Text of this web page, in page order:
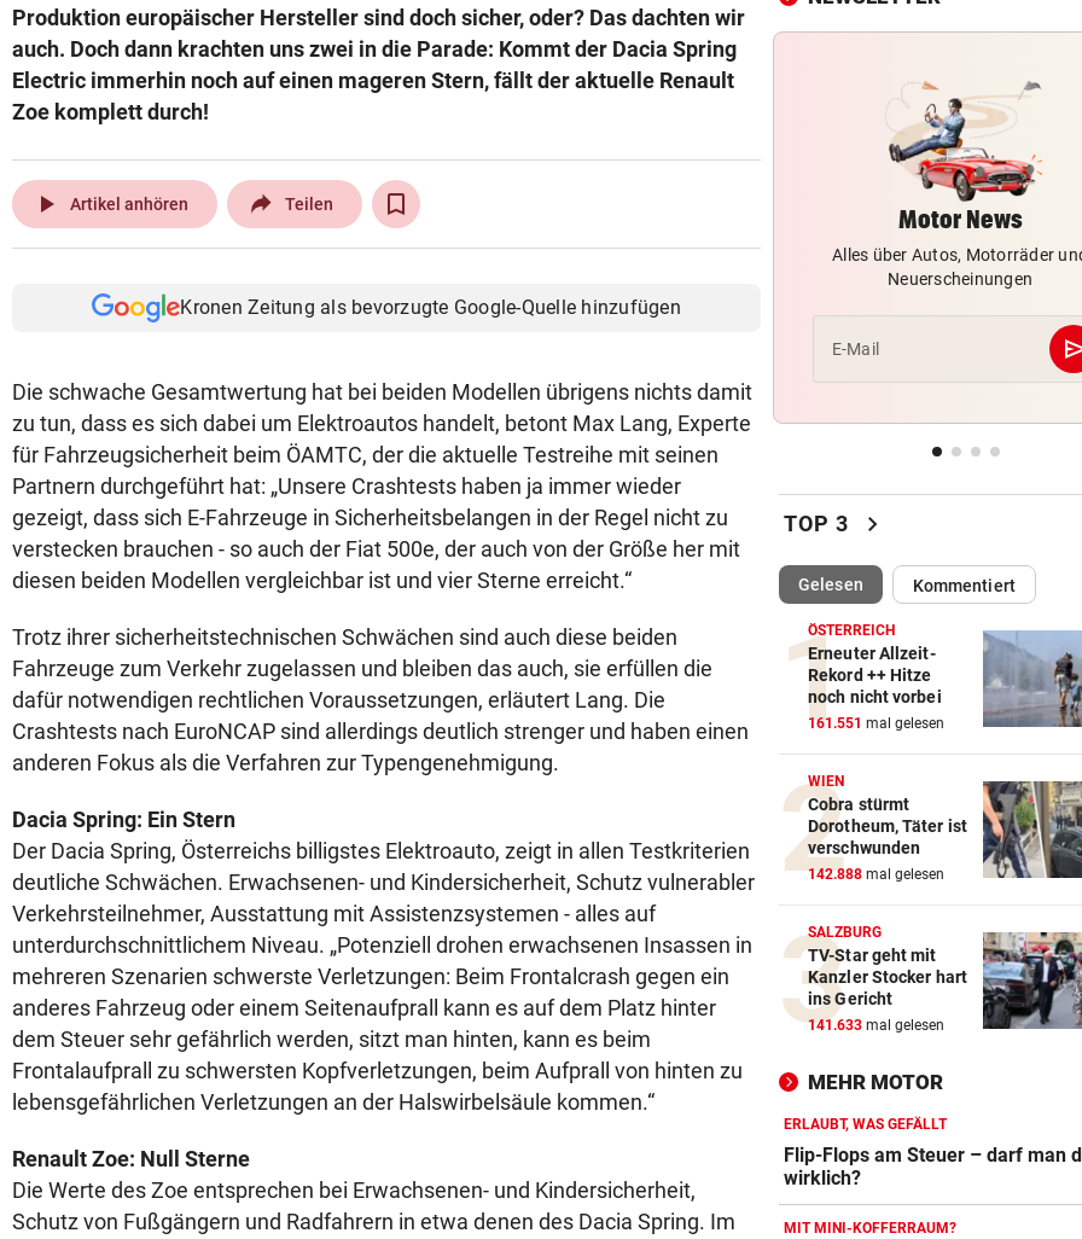
Produktion europäischer Hersteller sind doch sicher, oder? Das dachten wir
auch. Doch dann krachten uns zwei in die Parade: Kommt der Dacia Spring
Electric immerhin noch auf einen mageren Stern, fällt der aktuelle Renault
Zoe komplett durch!
play_arrow Artikel anhören Teilen
Kronen Zeitung als bevorzugte Google-Quelle hinzufügen
Die schwache Gesamtwertung hat bei beiden Modellen übrigens nichts damit
zu tun, dass es sich dabei um Elektroautos handelt, betont Max Lang, Experte
für Fahrzeugsicherheit beim ÖAMTC, der die aktuelle Testreihe mit seinen
Partnern durchgeführt hat: „Unsere Crashtests haben ja immer wieder
gezeigt, dass sich E-Fahrzeuge in Sicherheitsbelangen in der Regel nicht zu
verstecken brauchen - so auch der Fiat 500e, der auch von der Größe her mit
diesen beiden Modellen vergleichbar ist und vier Sterne erreicht.“
Trotz ihrer sicherheitstechnischen Schwächen sind auch diese beiden
Fahrzeuge zum Verkehr zugelassen und bleiben das auch, sie erfüllen die
dafür notwendigen rechtlichen Voraussetzungen, erläutert Lang. Die
Crashtests nach EuroNCAP sind allerdings deutlich strenger und haben einen
anderen Fokus als die Verfahren zur Typengenehmigung.
Dacia Spring: Ein Stern
Der Dacia Spring, Österreichs billigstes Elektroauto, zeigt in allen Testkriterien
deutliche Schwächen. Erwachsenen- und Kindersicherheit, Schutz vulnerabler
Verkehrsteilnehmer, Ausstattung mit Assistenzsystemen - alles auf
unterdurchschnittlichem Niveau. „Potenziell drohen erwachsenen Insassen in
mehreren Szenarien schwerste Verletzungen: Beim Frontalcrash gegen ein
anderes Fahrzeug oder einem Seitenaufprall kann es auf dem Platz hinter
dem Steuer sehr gefährlich werden, sitzt man hinten, kann es beim
Frontalaufprall zu schwersten Kopfverletzungen, beim Aufprall von hinten zu
lebensgefährlichen Verletzungen an der Halswirbelsäule kommen.“
Renault Zoe: Null Sterne
Die Werte des Zoe entsprechen bei Erwachsenen- und Kindersicherheit,
Schutz von Fußgängern und Radfahrern in etwa denen des Dacia Spring. Im
BUNDESLIGA IM TICKER vor
Hartberg – Sturm
42 TIERE ABGENOMMEN
180.000 Euro Steuergeld für
falschen Tierschutz
MARQUEZ ENTTÄUSCHT vor
MotoGP: Martin holt sich
Sprintsieg in Silverstone
vor
früh im Spiel
„Unfassbar“: Auch AK-
über Stocker empört
NEUE REGIONALLIGA
„In die Top-4 zu kommen,
immens schwer!“
BÖSE ERINNERUNGEN vor
Mure im Valsertal: „Hier
Klimawandel“
RISKANTES MANÖVER vor
Biker bei Überholversuch
L200 verunfallt
RADFAHRERIN FAND WRACK
Tödlicher Unfall wurde erst
Stunden entdeckt
VIER VERLETZTE vor
Radfahrer an
GROSSER TRIUMPH vor
SIEG! Felix Gall gewinnt die
Burgos-Rundfahrt
Motor News
Alles über Autos, Motorräder
Neuerscheinungen
E-Mail
TOP 3 chevron_right
Gelesen(ausgewählt)Kommentiert
ÖSTERREICH
Erneuter Allzeit-
Rekord ++ Hitze
noch nicht vorbei
161.551 mal gelesen
WIEN
Cobra stürmt
Dorotheum, Täter ist
verschwunden
142.888 mal gelesen
SALZBURG
TV-Star geht mit
Kanzler Stocker hart
ins Gericht
141.633 mal gelesen
MEHR MOTOR
ERLAUBT, WAS GEFÄLLT
Flip-Flops am Steuer – darf man
wirklich?
MIT MINI-KOFFERRAUM?